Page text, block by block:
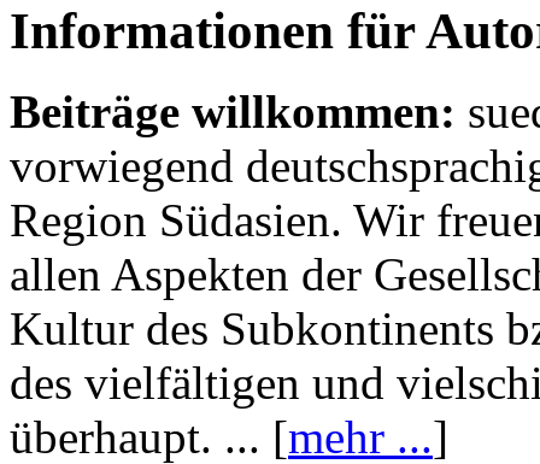
Informationen für
Beiträge willkommen:
vorwiegend
Region Südasien. Wir
allen Aspekten der
Kultur des Subkontinents
des vielfältigen und
überhaupt. ... [mehr ...]